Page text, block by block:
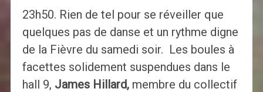
23h50. Rien de tel pour se réveiller que
quelques pas de danse et un rythme digne
de la Fièvre du samedi soir. Les boules à
facettes solidement suspendues dans le
hall 9, James Hillard,membre du collectif